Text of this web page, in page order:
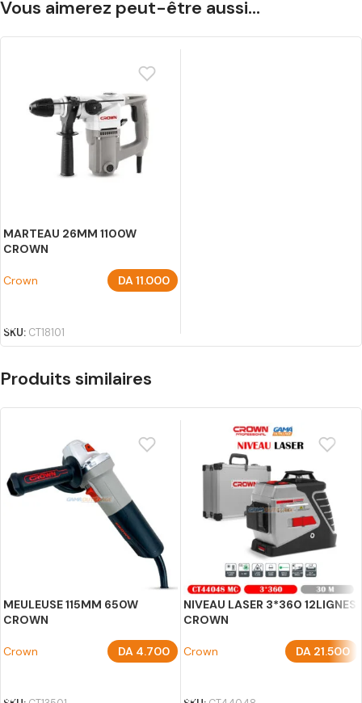
Vous aimerez peut-être aussi…
MARTEAU 26MM 1100W
CROWN
Crown DA11.000
SKU: CT18101
Produits similaires
MEULEUSE 115MM 650W
CROWN
Crown DA 4.700
NIVEAU LASER 3*360 12LIGNES
CROWN
Crown DA 21.500